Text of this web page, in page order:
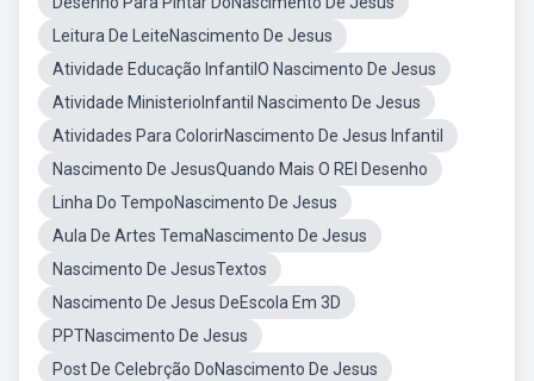
Leitura De LeiteNascimento De Jesus
Atividade Educação InfantilO Nascimento De Jesus
Atividade MinisterioInfantil Nascimento De Jesus
Atividades Para ColorirNascimento De Jesus Infantil
Nascimento De JesusQuando Mais O REI Desenho
Linha Do TempoNascimento De Jesus
Aula De Artes TemaNascimento De Jesus
Nascimento De JesusTextos
Nascimento De Jesus DeEscola Em 3D
PPTNascimento De Jesus
Post De Celebrção DoNascimento De Jesus